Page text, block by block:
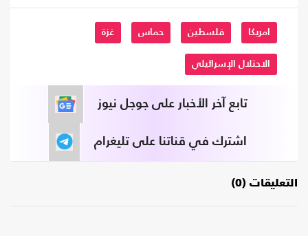
امريكا فلسطين حماس غزة
الاحتلال الإسرائيلي
تابع آخر الأخبار على جوجل نيوز
اشترك في قناتنا على تليغرام
التعليقات (0)